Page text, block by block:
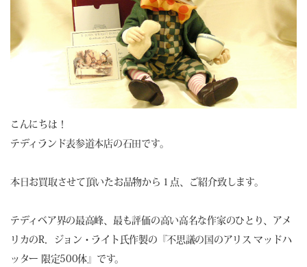
こんにちは！
テディランド表参道本店の石田です。
本日お買取させて頂いたお品物から１点、ご紹介致します。
テディベア界の最高峰、最も評価の高い高名な作家のひとり、アメ
リカのR．ジョン・ライト氏作製の『不思議の国のアリス マッドハ
ッター 限定500体』です。